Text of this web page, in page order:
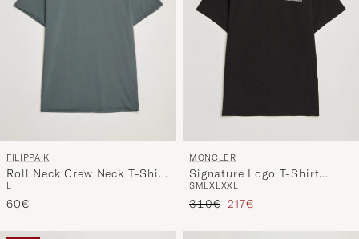
FILIPPA K
Roll Neck Crew Neck T-Shirt
Green Grey
L
60€
MONCLER
Signature Logo T-Shirt
Black
SMLXLXXL
Reguliere prijs
310€ Verlaagd prijs
217€